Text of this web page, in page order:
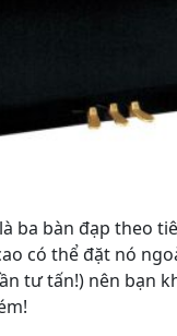
ba bàn đạp theo
có thể đặt nó
tư tấn!) nên bạn